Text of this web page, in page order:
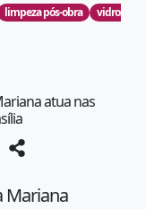
limpeza pós-obra vidros e
atua nas
Mariana